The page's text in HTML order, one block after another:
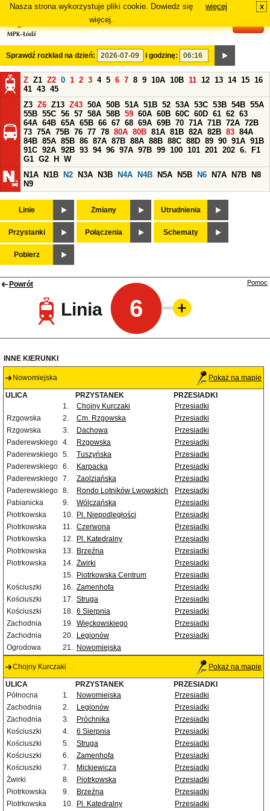
Nasza strona wykorzystuje pliki cookie. Dowiedz się
więcej.
więcej x
Sprawdź rozkład na dzień: i godzinę:
Z Z1 Z2 0 1 2 3 4 5 6 7 8 9 10A 10B 11 12 13 14 15 16
41 43 45
Z3 Z6 Z13 Z43 50A 50B 51A 51B 52 53A 53C 53B 54B 55A
55B 55C 56 57 58A 58B 59 60A 60B 60C 60D 61 62 63
64A 64B 65A 65B 66 67 68 69A 69B 70 71A 71B 72A 72B
73 75A 75B 76 77 78 80A 80B 81A 81B 82A 82B 83 84A
84B 85A 85B 86 87A 87B 88A 88B 88C 88D 89 90 91A 91B
91C 92A 92B 93 94 96 97A 97B 99 100 101 201 202 6.
F1
G1 G2 H
W
N1A
N1B N2 N3A N3B N4A N4B N5A N5B N6 N7A N7B
N8
N9
Linie Zmiany Utrudnienia
Przystanki Połączenia Schematy
Pobierz
Powrót
Linia 6
Pomoc
INNE KIERUNKI
Nowomiejska Pokaż na mapie
ULICA PRZYSTANEK
PRZESIADKI
1.
Chojny Kurczaki
Przesiadki
Rzgowska
2. Cm. Rzgowska
Przesiadki
Rzgowska
3. Dachowa
Przesiadki
Paderewskiego 4. Rzgowska
Przesiadki
Paderewskiego 5. Tuszyńska
Przesiadki
Paderewskiego 6. Karpacka
Przesiadki
Paderewskiego 7. Zaolziańska
Przesiadki
Paderewskiego 8. Rondo Lotników Lwowskich
Przesiadki
Pabianicka
9. Wólczańska
Przesiadki
Piotrkowska
10. Pl. Niepodległości
Przesiadki
Piotrkowska
11. Czerwona
Przesiadki
Piotrkowska
12. Pl. Katedralny
Przesiadki
Piotrkowska
13. Brzeźna
Przesiadki
Piotrkowska
14. Żwirki
Przesiadki
15. Piotrkowska Centrum
Przesiadki
Kościuszki
16. Zamenhofa
Przesiadki
Kościuszki
17. Struga
Przesiadki
Kościuszki
18. 6 Sierpnia
Przesiadki
Zachodnia
19. Więckowskiego
Przesiadki
Zachodnia
20. Legionów
Przesiadki
Ogrodowa
21. Nowomiejska
Chojny Kurczaki Pokaż na mapie
ULICA PRZYSTANEK
PRZESIADKI
Północna
1. Nowomiejska
Przesiadki
Zachodnia
2. Legionów
Przesiadki
Zachodnia
3. Próchnika
Przesiadki
Kościuszki
4. 6 Sierpnia
Przesiadki
Kościuszki
5. Struga
Przesiadki
Kościuszki
6. Zamenhofa
Przesiadki
Kościuszki
7. Mickiewicza
Przesiadki
Żwirki
8. Piotrkowska
Przesiadki
Piotrkowska
9. Brzeźna
Przesiadki
Piotrkowska
10. Pl. Katedralny Przesiadki